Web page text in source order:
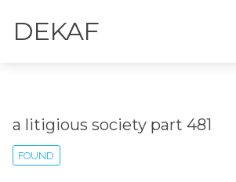
DEKAF
a litigious society part 481
FOUND